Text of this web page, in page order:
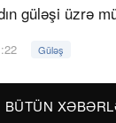
güləşi üzrə
Güləş
BÜTÜN